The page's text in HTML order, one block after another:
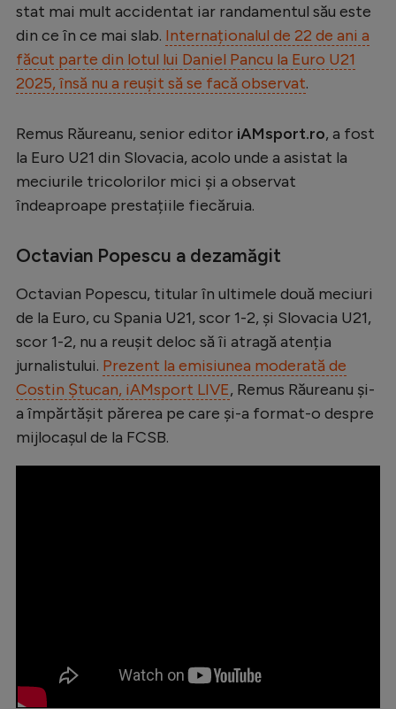
Campionate
Starurile fotbalului
Stranieri
Clasamente
Handbal
Natație
Formula 1
Gimnastică
Auto
stat mai mult accidentat iar randamentul său este
din ce în ce mai slab. Internaționalul de 22 de ani a
făcut parte din lotul lui Daniel Pancu la Euro U21
2025, însă nu a reușit să se facă observat.
Remus Răureanu, senior editor iAMsport.ro, a fost
la Euro U21 din Slovacia, acolo unde a asistat la
meciurile tricolorilor mici și a observat
îndeaproape prestațiile fiecăruia.
Octavian Popescu a dezamăgit
Octavian Popescu, titular în ultimele două meciuri
de la Euro, cu Spania U21, scor 1-2, și Slovacia U21,
scor 1-2, nu a reușit deloc să îi atragă atenția
jurnalistului. Prezent la emisiunea moderată de
Costin Ștucan, iAMsport LIVE, Remus Răureanu și-
a împărtășit părerea pe care și-a format-o despre
mijlocașul de la FCSB.